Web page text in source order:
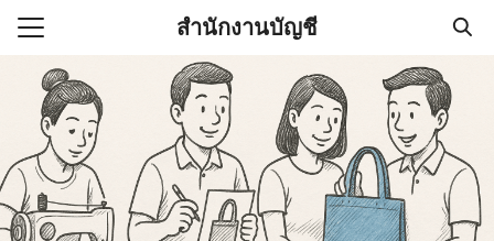
Skip
content
สำนักงานบัญชี
(ไม่มีชื่อ)
านบัญชี (Accounting
ช่วยสำคัญในการบริหาร
Search
for: